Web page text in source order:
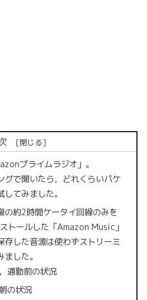
プライムラジオ」。
グで聞いたら，どれくらいパケ
てみました。
の約2時間ケータイ回線のみを
トールした「Amazon Music」
存した音源は使わずストリーミ
した。
通勤前の状況
の状況